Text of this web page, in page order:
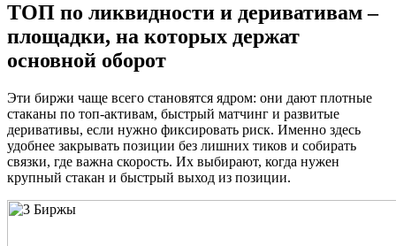
ТОП по ликвидности и деривативам –
площадки, на которых держат
основной оборот
Эти биржи чаще всего становятся ядром: они дают плотные
стаканы по топ-активам, быстрый матчинг и развитые
деривативы, если нужно фиксировать риск. Именно здесь
удобнее закрывать позиции без лишних тиков и собирать
связки, где важна скорость. Их выбирают, когда нужен
крупный стакан и быстрый выход из позиции.